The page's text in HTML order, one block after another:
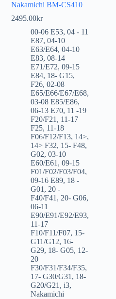
Nakamichi BM-CS410
2495.00kr
00-06 E53,04 - 11
E87,04-10
E63/E64,04-10
E83,08-14
E71/E72,09-15
E84, 18- G15,
F26,02-08
E65/E66/E67/E68,
03-08 E85/E86,
06-13 E70, 11 -19
F20/F21 , 11-17
F25, 11-18
F06/F12/F13, 14>,
14> F32, 15- F48,
G02,03-10
E60/E61 ,09-15
F01/F02/F03/F04,
09-16 E89, 18 -
G01 , 20 -
F40/F41 , 20- G06,
06-11
E90/E91/E92/E93,
11-17
F10/F11/F07, 15-
G11/G12, 16-
G29, 18- G05, 12-
20
F30/F31/F34/F35,
17- G30/G31 , 18-
G20/G21 ,i3,
Nakamichi